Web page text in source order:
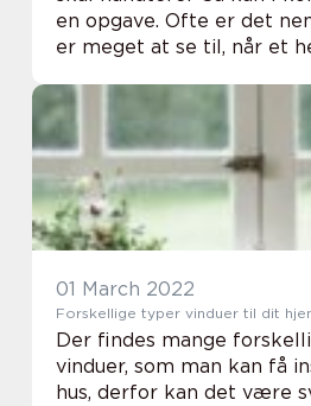
en opgave. Ofte er det
er meget at se til, når et
værd, at der hyres hjælp til
01 March 2022
Forskellige typer vinduer til dit
Der findes mange
vinduer, som man kan få
hus, derfor kan det være